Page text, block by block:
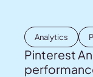
Analytics
Pinterest